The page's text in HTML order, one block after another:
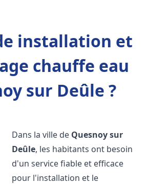
installation et
chauffe eau
sur Deûle ?
Dans la ville de Quesnoy sur
Deûle, les habitants ont besoin
d'un service fiable et efficace
pour l'installation et le